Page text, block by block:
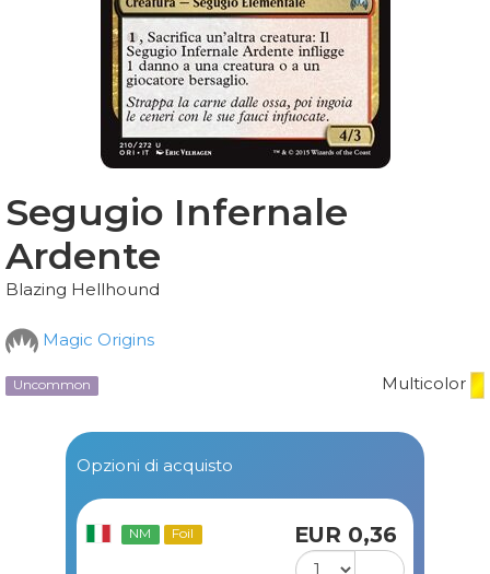
Segugio Infernale
Ardente
Blazing Hellhound
Magic Origins
Uncommon Multicolor
Opzioni di acquisto
NM Foil EUR 0,36